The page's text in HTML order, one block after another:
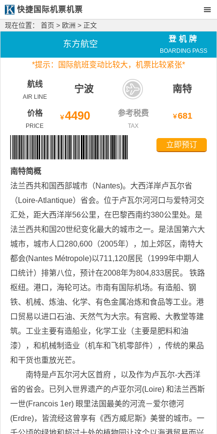
快捷国际机票机票
现在位置： 首页 > 欧洲 > 正文
东方航空
登机牌
BOARDING PASS
*提示：国际航班变动比较大， 机票比较紧张*
航线
AIR LINE
宁波 南特
价格
PRICE
￥4490 参考税费
TAX
￥681
立即预订
南特简概
法兰西共和国西部城市（Nantes)。大西洋岸卢瓦尔省
（Loire-Atlantique）省会。位于卢瓦尔河河口与爱特河交
汇处，距大西洋岸56公里，在巴黎西南约380公里处。是
法兰西共和国20世纪变化最大的城市之一。是法国第六大
城市，城市人口280,600（2005年），加上郊区，南特大
都会(Nantes Métropole)以711,120居民（1999年中期人
口统计）排第八位，预计在2008年为804,833居民。 铁路
枢纽。港口，海轮可达。市南有国际机场。有造船、钢
铁、机械、炼油、化学、有色金属冶炼和食品等工业。港
口贸易以进口石油、天然气为大宗。有宫殿、大教堂等建
筑。工业主要有造船业，化学工业（主要是肥料和油
漆），和机械制造业（机车和飞机零部件），传统的果品
和干货也重放光芒。
南特是卢瓦尔河大区首府 ，以及作为卢瓦尔-大西洋
省的省会。已列入世界遗产的卢亚尔河(Loire) 和法兰西斯
一世(Francois 1er) 眼里法国最美的河流－爱尔德河
(Erdre)，皆流经这曾享有《西方威尼斯》美誉的城市。一